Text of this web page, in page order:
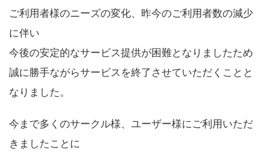
ご利用者様のニーズの変化、昨今のご利用者数の減少
に伴い
今後の安定的なサービス提供が困難となりましたため
誠に勝手ながらサービスを終了させていただくことと
なりました。
今まで多くのサークル様、ユーザー様にご利用いただ
きましたことに